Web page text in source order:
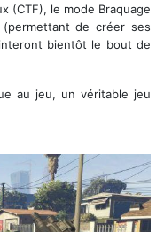
(CTF), le mode Braquage
de créer ses
bientôt le bout de
au jeu, un véritable jeu